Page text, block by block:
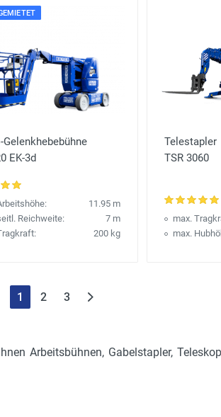
Gelenkhebebühne
EK-3d
11.95 m
Reichweite:
7 m
200 kg
Telestapler
TSR 3060
max.
max.
1 2 3
Arbeitsbühnen, Gabelstapler,